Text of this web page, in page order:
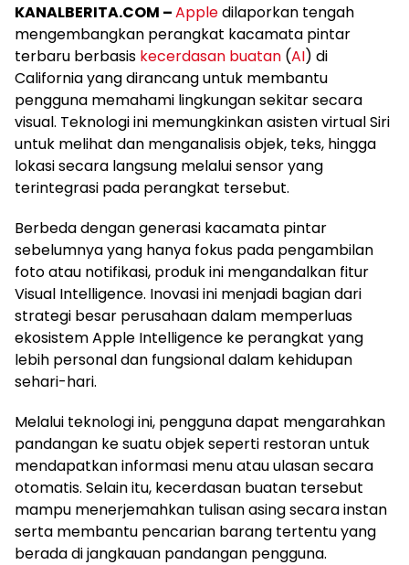
KANALBERITA.COM –Appledilaporkan tengah
mengembangkan perangkat kacamata pintar
terbaru berbasis kecerdasan buatan (AI) di
California yang dirancang untuk membantu
pengguna memahami lingkungan sekitar secara
visual. Teknologi ini memungkinkan asisten virtual Siri
untuk melihat dan menganalisis objek, teks, hingga
lokasi secara langsung melalui sensor yang
terintegrasi pada perangkat tersebut.
Berbeda dengan generasi kacamata pintar
sebelumnya yang hanya fokus pada pengambilan
foto atau notifikasi, produk ini mengandalkan fitur
Visual Intelligence. Inovasi ini menjadi bagian dari
strategi besar perusahaan dalam memperluas
ekosistem Apple Intelligence ke perangkat yang
lebih personal dan fungsional dalam kehidupan
sehari-hari.
Melalui teknologi ini, pengguna dapat mengarahkan
pandangan ke suatu objek seperti restoran untuk
mendapatkan informasi menu atau ulasan secara
otomatis. Selain itu, kecerdasan buatan tersebut
mampu menerjemahkan tulisan asing secara instan
serta membantu pencarian barang tertentu yang
berada di jangkauan pandangan pengguna.